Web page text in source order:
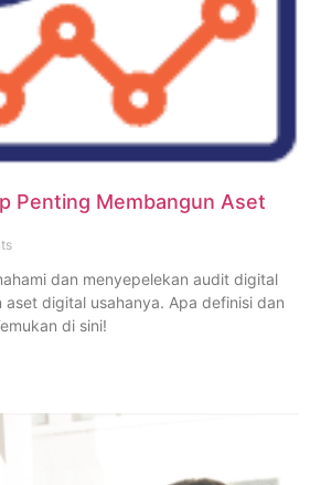
Penting Membangun Aset
dan menyepelekan audit digital
digital usahanya. Apa definisi dan
di sini!